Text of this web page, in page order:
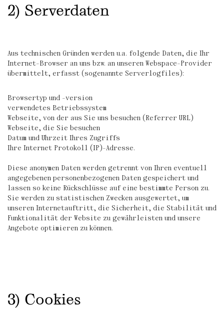
2) Serverdaten
Aus technischen Gründen werden u.a. folgende Daten, die Ihr
Internet-Browser an uns bzw. an unseren Webspace-Provider
übermittelt, erfasst (sogenannte Serverlogfiles):
Browsertyp und -version
verwendetes Betriebssystem
Webseite, von der aus Sie uns besuchen (Referrer URL)
Webseite, die Sie besuchen
Datum und Uhrzeit Ihres Zugriffs
Ihre Internet Protokoll (IP)-Adresse.
Diese anonymen Daten werden getrennt von Ihren eventuell
angegebenen personenbezogenen Daten gespeichert und
lassen so keine Rückschlüsse auf eine bestimmte Person zu.
Sie werden zu statistischen Zwecken ausgewertet, um
unseren Internetauftritt, die Sicherheit, die Stabilität und
Funktionalität der Website zu gewährleisten und unsere
Angebote optimieren zu können.
3) Cookies